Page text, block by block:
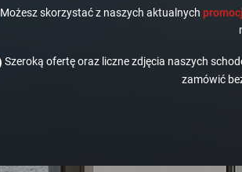
Możesz skorzystać z naszych aktualnych
Szeroką ofertę oraz liczne zdjęcia naszych
zamówić